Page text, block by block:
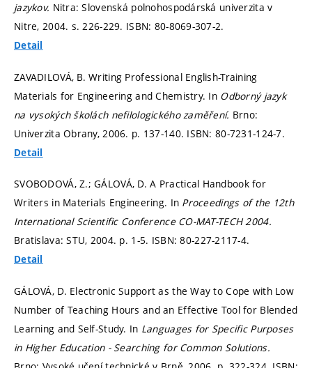
jazykov. Nitra: Slovenská polnohospodárská univerzita v
Nitre, 2004. s. 226-229. ISBN: 80-8069-307-2.
Detail
ZAVADILOVÁ, B. Writing Professional English-Training
Materials for Engineering and Chemistry. In Odborný jazyk
na vysokých školách nefilologického zaměření. Brno:
Univerzita Obrany, 2006. p. 137-140. ISBN: 80-7231-124-7.
Detail
SVOBODOVÁ, Z.; GÁLOVÁ, D. A Practical Handbook for
Writers in Materials Engineering. In Proceedings of the 12th
International Scientific Conference CO-MAT-TECH 2004.
Bratislava: STU, 2004. p. 1-5. ISBN: 80-227-2117-4.
Detail
GÁLOVÁ, D. Electronic Support as the Way to Cope with Low
Number of Teaching Hours and an Effective Tool for Blended
Learning and Self-Study. In Languages for Specific Purposes
in Higher Education - Searching for Common Solutions.